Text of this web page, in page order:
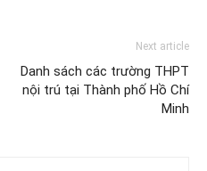
Next article
Danh sách các trường THPT
nội trú tại Thành phố Hồ Chí
Minh